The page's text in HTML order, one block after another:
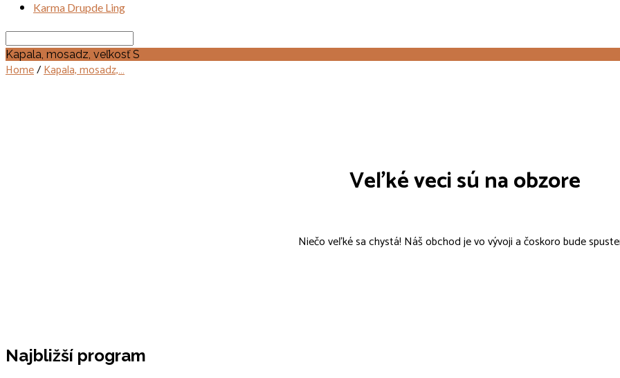
Karma Drupde Ling
Search
Kapala, mosadz, veľkosť S
Home/Kapala, mosadz,…
Veľké veci sú na obzore
Niečo veľké sa chystá! Náš obchod je vo vývoji a čoskoro bude
Najbližší program